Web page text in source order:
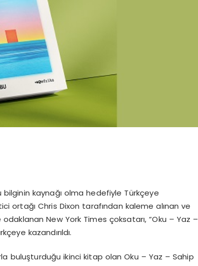
bilginin kaynağı olma hedefiyle Türkçeye
ortağı Chris Dixon tarafından kaleme alınan ve
New York Times çoksatarı, “Oku – Yaz –
kazandırıldı.
buluşturduğu ikinci kitap olan Oku – Yaz – Sahip